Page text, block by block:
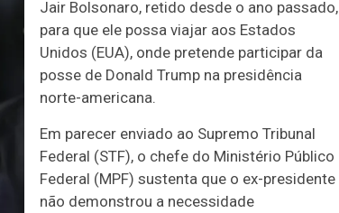
Jair Bolsonaro, retido desde o ano passado,
para que ele possa viajar aos Estados
Unidos (EUA), onde pretende participar da
posse de Donald Trump na presidência
norte-americana.
Em parecer enviado ao Supremo Tribunal
Federal (STF), o chefe do Ministério Público
Federal (MPF) sustenta que o ex-presidente
não demonstrou a necessidade